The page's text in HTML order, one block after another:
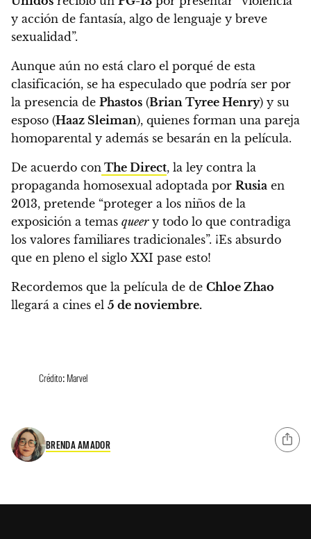
y acción de fantasía, algo de lenguaje y breve
sexualidad”.
Aunque aún no está claro el porqué de esta
clasificación, se ha especulado que podría ser por
la presencia de Phastos (Brian Tyree Henry) y su
esposo (Haaz Sleiman), quienes forman una pareja
homoparental y además se besarán en la película.
De acuerdo con The Direct, la ley contra la
propaganda homosexual adoptada por Rusia en
2013, pretende “proteger a los niños de la
exposición a temas queery todo lo que contradiga
los valores familiares tradicionales”. ¡Es absurdo
que en pleno el siglo XXI pase esto!
Recordemos que la película de de Chloe Zhao
llegará a cines el 5 de noviembre.
Crédito: Marvel
BRENDA AMADOR